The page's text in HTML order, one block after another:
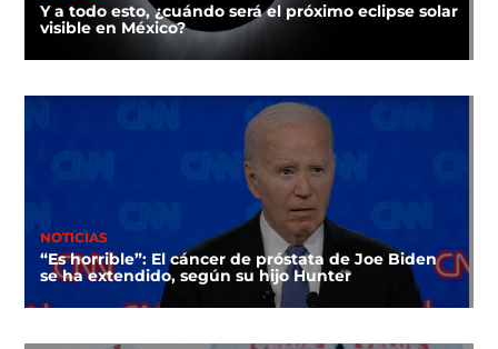
Y a todo esto, ¿cuándo será el próximo eclipse solar
visible en México?
NOTICIAS
“Es horrible”: El cáncer de próstata de Joe Biden
se ha extendido, según su hijo Hunter